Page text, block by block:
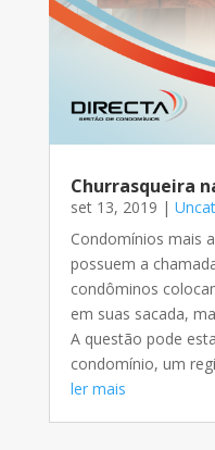
Churrasqueira
set 13, 2019 |
Condomínios mais
possuem a
condôminos
em suas sacada,
A questão pode
condomínio, um
ler mais